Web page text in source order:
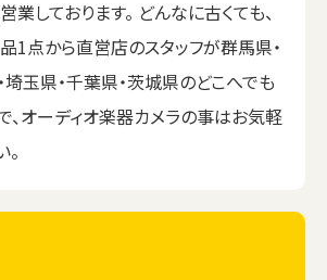
業しております。 どんなに古くても、
1点から直営店のスタッフが群馬県・
埼玉県・千葉県・茨城県のどこへでも
、オーディオ楽器カメラの事はお気軽